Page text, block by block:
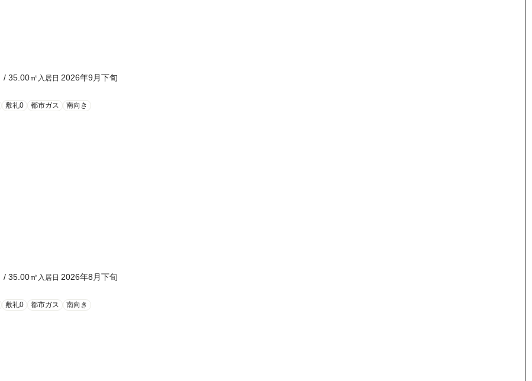
/ 35.00㎡ 入居日 2026年9月下旬
敷礼0 都市ガス 南向き
/ 35.00㎡ 入居日 2026年8月下旬
敷礼0 都市ガス 南向き